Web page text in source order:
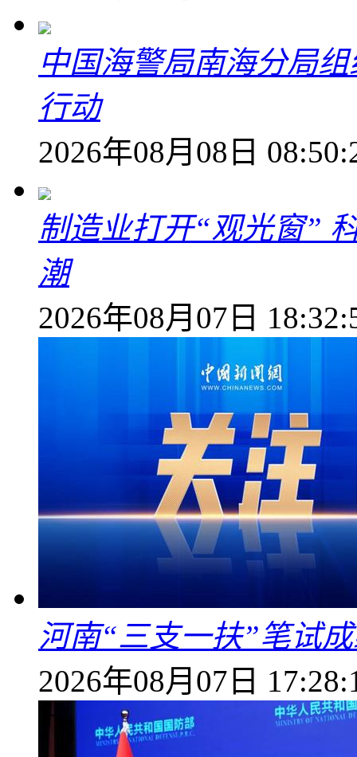
中国海警局南海分局
行动
2026年08月08日
制造业打开“观光窗”
潮
2026年08月07日
河南“三支一扶”笔试
2026年08月07日